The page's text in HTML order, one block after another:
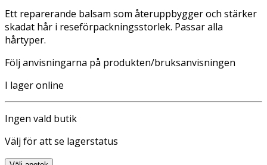
Ett reparerande balsam som återuppbygger och stärker
skadat hår i reseförpackningsstorlek. Passar alla
hårtyper.
Följ anvisningarna på produkten/bruksanvisningen
I lager online
Ingen vald butik
Välj för att se lagerstatus